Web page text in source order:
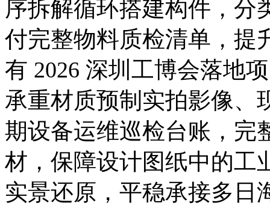
序拆解循环搭建构件，分
付完整物料质检清单，提
有 2026 深圳工博会落地
承重材质预制实拍影像、
期设备运维巡检台账，完
材，保障设计图纸中的工
实景还原，平稳承接多日